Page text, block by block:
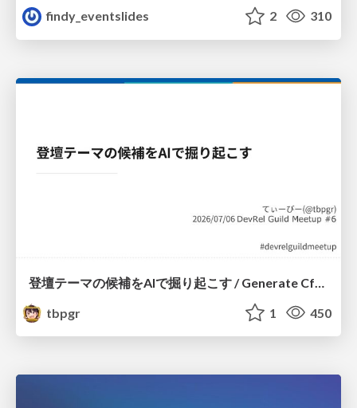
findy_eventslides
2 310
tbpgr
1 450